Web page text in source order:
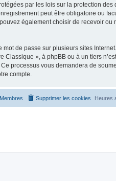
par les lois sur la protection des
peut être obligatoire ou
également choisir de recevoir ou
de passe sur plusieurs sites
», à phpBB ou à un tiers
processus vous demandera de
compte.
Heures
Supprimer les cookies
Membres